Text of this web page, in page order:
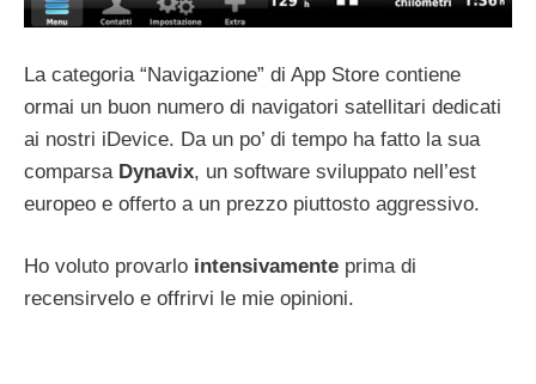
La categoria “Navigazione” di App Store contiene
ormai un buon numero di navigatori satellitari dedicati
ai nostri iDevice. Da un po’ di tempo ha fatto la sua
comparsa Dynavix, un software sviluppato nell’est
europeo e offerto a un prezzo piuttosto aggressivo.
Ho voluto provarlo intensivamente prima di
recensirvelo e offrirvi le mie opinioni.